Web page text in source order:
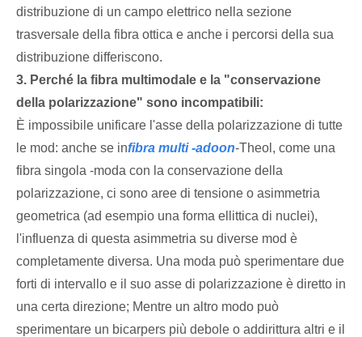
distribuzione di un campo elettrico nella sezione
trasversale della fibra ottica e anche i percorsi della sua
distribuzione differiscono.
3. Perché la fibra multimodale e la "conservazione
della polarizzazione" sono incompatibili:
È impossibile unificare l'asse della polarizzazione di tutte
le mod: anche se infibra multi -adoon-Theol, come una
fibra singola -moda con la conservazione della
polarizzazione, ci sono aree di tensione o asimmetria
geometrica (ad esempio una forma ellittica di nuclei),
l'influenza di questa asimmetria su diverse mod è
completamente diversa. Una moda può sperimentare due
forti di intervallo e il suo asse di polarizzazione è diretto in
una certa direzione; Mentre un altro modo può
sperimentare un bicarpers più debole o addirittura altri e il